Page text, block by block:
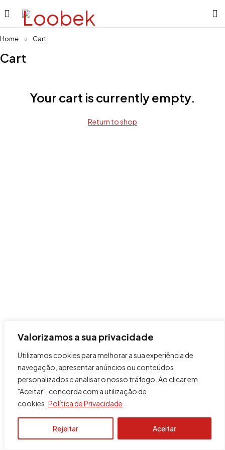
Valorizamos a sua privacidade
Utilizamos cookies para melhorar a sua experiência de
navegação, apresentar anúncios ou conteúdos
personalizados e analisar o nosso tráfego. Ao clicar em
"Aceitar", concorda com a utilização de
cookies. Política de Privacidade
Rejeitar Aceitar
Home Cart
Cart
Your cart is currently empty.
Return to shop